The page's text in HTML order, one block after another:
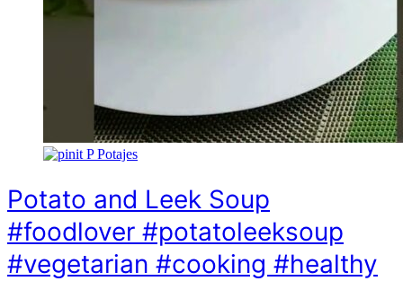
P Potajes
Potato and Leek Soup
#foodlover #potatoleeksoup
#vegetarian #cooking #healthy